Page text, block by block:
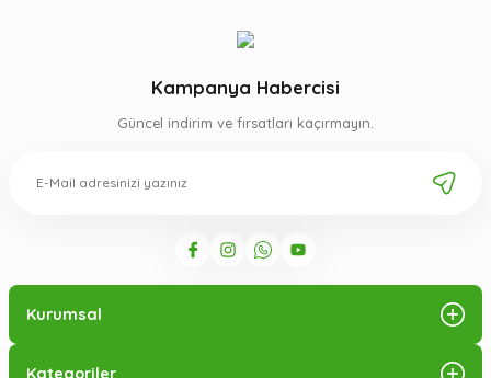
Kampanya Habercisi
Güncel indirim ve fırsatları kaçırmayın.
Kurumsal
Kategoriler